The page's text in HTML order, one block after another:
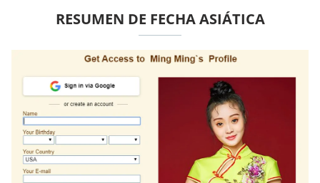
RESUMEN DE FECHA ASIÁTICA